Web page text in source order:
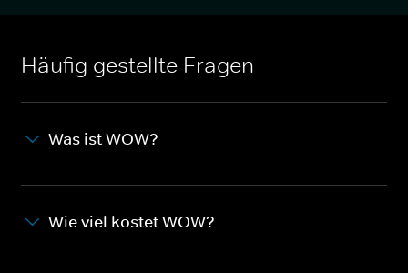
Häufig gestellte Fragen
Was ist WOW?
Wie viel kostet WOW?